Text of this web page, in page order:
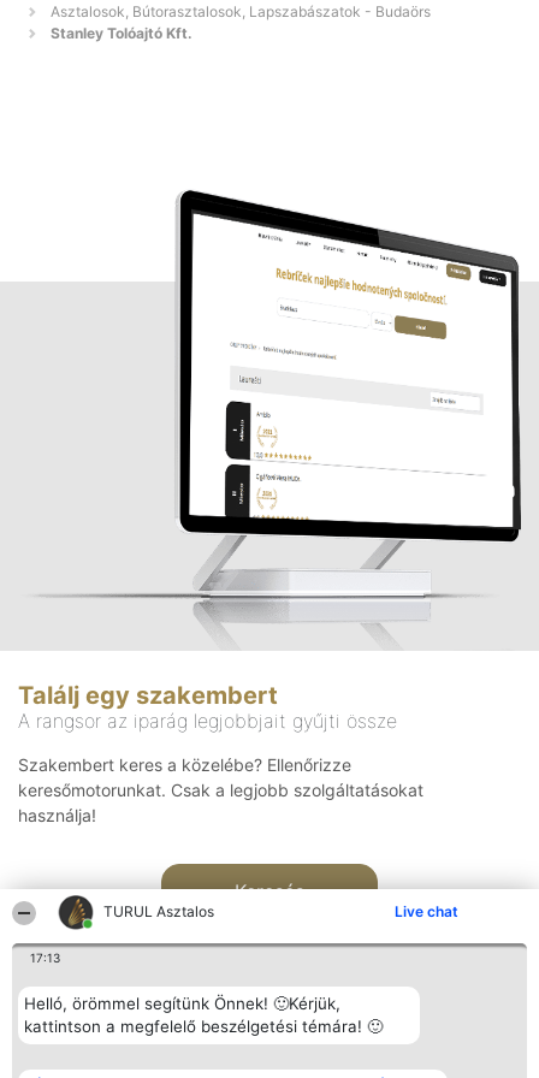
TURUL Asztalos Live chat
17:13
Helló, örömmel segítünk Önnek! 🙂Kérjük,
kattintson a megfelelő beszélgetési témára! 🙂
Asztalosok, Bútorasztalosok, Lapszabászatok - Budaörs
Stanley Tolóajtó Kft.
Találj egy szakembert
A rangsor az iparág legjobbjait gyűjti össze
Szakembert keres a közelébe? Ellenőrizze
keresőmotorunkat. Csak a legjobb szolgáltatásokat
használja!
Keresés
Rangsorszervező Népszavazás Elérhetőség